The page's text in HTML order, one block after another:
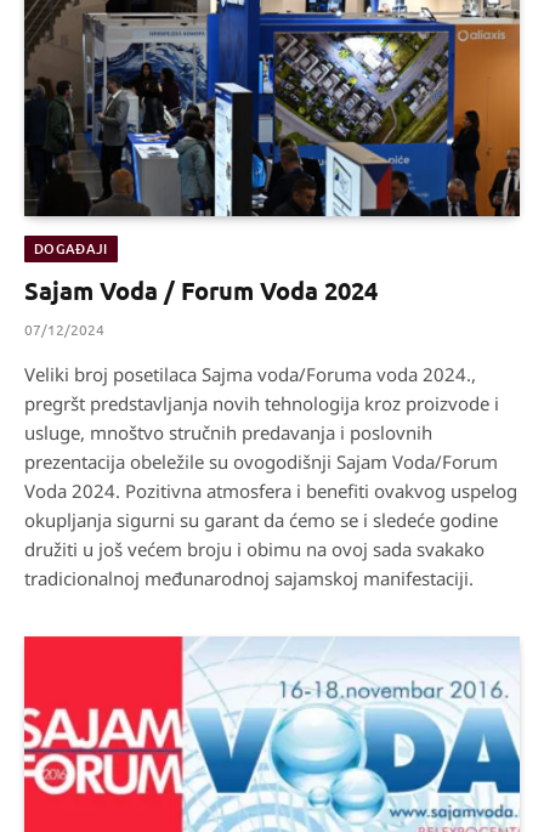
DOGAĐAJI
Sajam Voda / Forum Voda 2024
07/12/2024
Veliki broj posetilaca Sajma voda/Foruma voda 2024.,
pregršt predstavljanja novih tehnologija kroz proizvode i
usluge, mnoštvo stručnih predavanja i poslovnih
prezentacija obeležile su ovogodišnji Sajam Voda/Forum
Voda 2024. Pozitivna atmosfera i benefiti ovakvog uspelog
okupljanja sigurni su garant da ćemo se i sledeće godine
družiti u još većem broju i obimu na ovoj sada svakako
tradicionalnoj međunarodnoj sajamskoj manifestaciji.